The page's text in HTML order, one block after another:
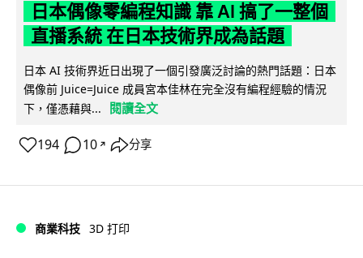
日本偶像零編程知識 靠 AI 搞了一整個
直播系統 在日本技術界成為話題
日本 AI 技術界近日出現了一個引發廣泛討論的熱門話題：日本
偶像前 Juice=Juice 成員宮本佳林在完全沒有編程經驗的情況
下，僅憑藉與...
閱讀全文
194 10 ↗ 分享
商業科技 3D 打印